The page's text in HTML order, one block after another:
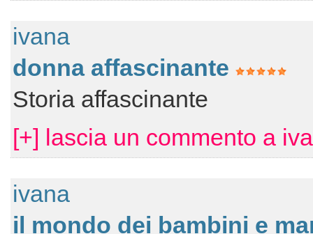
ivana
donna affascinante
Storia affascinante
[+] lascia un commento a
ivana
il mondo dei bambini e